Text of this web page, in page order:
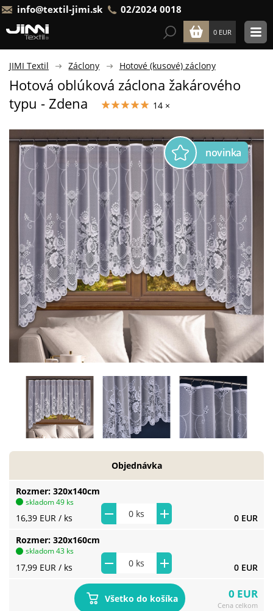
info@textil-jimi.sk 02/2024 0018
0 EUR
JIMI Textil Záclony Hotové (kusové) záclony
Hotová oblúková záclona žakárového
typu - Zdena
14 ×
Rozmer 320x140cm
16,39 EUR / ks 0 EUR
skladom 49 ks
Rozmer 320x160cm
17,99 EUR / ks 0 EUR
skladom 43 ks
Objednávka
Všetko do košíka 0 EUR
Cena celkom